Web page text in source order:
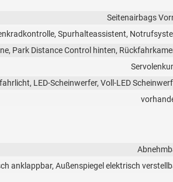
Seitenairbags
Spurhalteassistent,
Park Distance Control hinten,
LED-Scheinwerfer, Voll-LED
anklappbar, Außenspiegel elektrisch